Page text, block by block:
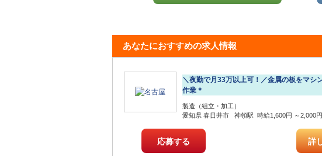
あなたにおすすめの求人情報
＼夜勤で月33万以上可！／金属の板をマシ
作業＊
製造（組立・加工）
愛知県 春日井市 神領駅 時給1,600円 ～2,000円
応募する 詳